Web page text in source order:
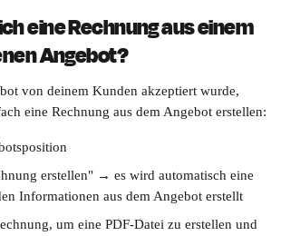
eine Rechnung aus einem
Angebot?
von deinem Kunden akzeptiert wurde,
eine Rechnung aus dem Angebot erstellen:
erstellen" → es wird automatisch eine
Informationen aus dem Angebot erstellt
um eine PDF-Datei zu erstellen und